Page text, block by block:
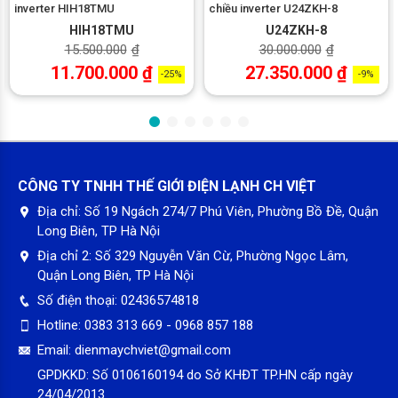
lắp đặt cho phòng có diện tích dưới 15m2: Phòng ngủ, phòng
I-Feel cảm biến nhiệt độ theo không gian thực
Dựa trên nghiên cứu khi sử dụng máy điều hòa không khí cho
thấy, thường điều khiển từ xa sẽ được đặt gần nhất với người
sử dụng. Vì thế máy điều hòa Nagakawa 9000 NS-C09R2T30
được tích hợp công nghệ i feel sẽ đo lường được nhiệt độ cơ
thể chính xác nhất từ đó tự động điều chỉnh nhiệt độ điều hòa
cho phù hợp từ đó mang lại sự thoải mái, dễ chịu cho người
dùng.
inverter HIH18TMU
HIH18TMU
15.500.000 ₫
11.700.000 ₫ -25%
chiều inverter U24ZKH-8
U24ZKH-8
30.000.000 ₫
27.350.000 ₫ -9%
CÔNG TY TNHH THẾ GIỚI ĐIỆN LẠNH CH VIỆT
Địa chỉ: Số 19 Ngách 274/7 Phú Viên, Phường Bồ Đề, Quận
Long Biên, TP Hà Nội
Địa chỉ 2: Số 329 Nguyễn Văn Cừ, Phường Ngọc Lâm,
Quận Long Biên, TP Hà Nội
Số điện thoại: 02436574818
Hotline: 0383 313 669 - 0968 857 188
Email: dienmaychviet@gmail.com
GPDKKD: Số 0106160194 do Sở KHĐT TP.HN cấp ngày
24/04/2013